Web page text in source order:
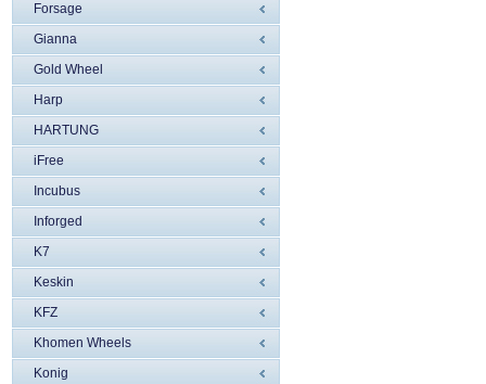
Forsage
Gianna
Gold Wheel
Harp
HARTUNG
iFree
Incubus
Inforged
K7
Keskin
KFZ
Khomen Wheels
Konig